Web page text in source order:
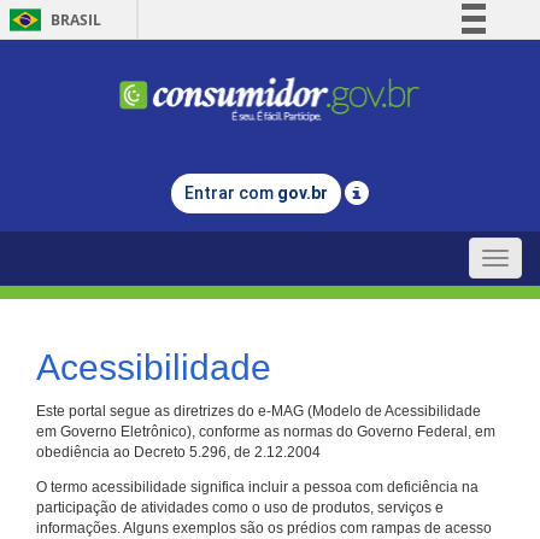
BRASIL
Comunica BR
Legislação
Entrar com gov.br
Toggle
Acessibilidade
Este portal segue as diretrizes do e-MAG (Modelo de Acessibilidade
em Governo Eletrônico), conforme as normas do Governo Federal, em
obediência ao Decreto 5.296, de 2.12.2004
O termo acessibilidade significa incluir a pessoa com deficiência na
participação de atividades como o uso de produtos, serviços e
informações. Alguns exemplos são os prédios com rampas de acesso